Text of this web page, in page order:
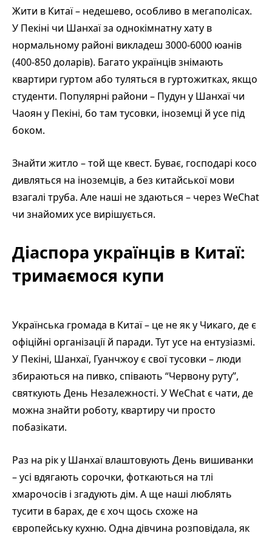
Жити в Китаї – недешево, особливо в мегаполісах.
У Пекіні чи Шанхаї за однокімнатну хату в
нормальному районі викладеш 3000-6000 юанів
(400-850 доларів). Багато українців знімають
квартири гуртом або туляться в гуртожитках, якщо
студенти. Популярні райони – Пудун у Шанхаї чи
Чаоян у Пекіні, бо там тусовки, іноземці й усе під
боком.
Знайти житло – той ще квест. Буває, господарі косо
дивляться на іноземців, а без китайської мови
взагалі труба. Але наші не здаються – через WeChat
чи знайомих усе вирішується.
Діаспора українців в Китаї:
тримаємося купи
Українська громада в Китаї – це не як у Чикаго, де є
офіційні організації й паради. Тут усе на ентузіазмі.
У Пекіні, Шанхаї, Гуанчжоу є свої тусовки – люди
збираються на пивко, співають “Червону руту”,
святкують День Незалежності. У WeChat є чати, де
можна знайти роботу, квартиру чи просто
побазікати.
Раз на рік у Шанхаї влаштовують День вишиванки
– усі вдягають сорочки, фоткаються на тлі
хмарочосів і згадують дім. А ще наші люблять
тусити в барах, де є хоч щось схоже на
європейську кухню. Одна дівчина розповідала, як